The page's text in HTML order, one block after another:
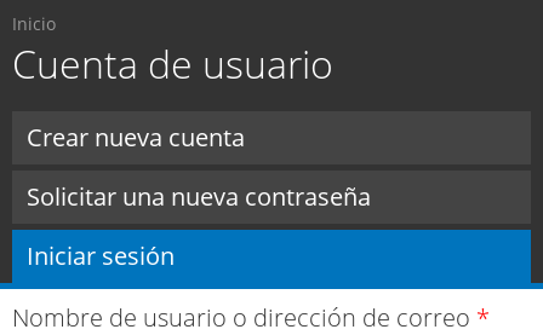
principal
Usted está aquí
Inicio
Cuenta de usuario
Crear nueva cuenta
Solicitar una nueva contraseña
Iniciar sesión
Nombre de usuario o dirección de correo *